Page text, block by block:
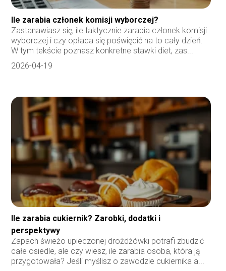
Ile zarabia członek komisji wyborczej?
Zastanawiasz się, ile faktycznie zarabia członek komisji
wyborczej i czy opłaca się poświęcić na to cały dzień.
W tym tekście poznasz konkretne stawki diet, zas...
2026-04-19
Ile zarabia cukiernik? Zarobki, dodatki i
perspektywy
Zapach świeżo upieczonej drożdżówki potrafi zbudzić
całe osiedle, ale czy wiesz, ile zarabia osoba, która ją
przygotowała? Jeśli myślisz o zawodzie cukiernika a...